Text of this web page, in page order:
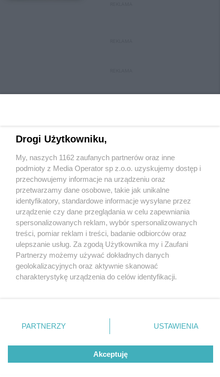
Wydawca mediówlokalnych
Nie zapomnij
zapoznać się z:
polityką prywatności regulamin korzystania z portali
Twojemiasto
Piekary Śląskie
Chorzów
Tarnowskie Góry
Gliwice
Skontakuj sięz nami
Kontakt
Wydawca
Redakcja
Drogi Użytkowniku,
My, naszych 1162 zaufanych partnerów oraz inne
podmioty z Media Operator sp z.o.o. uzyskujemy dostęp i
przechowujemy informacje na urządzeniu oraz
przetwarzamy dane osobowe, takie jak unikalne
identyfikatory, standardowe informacje wysyłane przez
urządzenie czy dane przeglądania w celu zapewniania
spersonalizowanych reklam, wybór spersonalizowanych
treści, pomiar reklam i treści, badanie odbiorców oraz
ulepszanie usług. Za zgodą Użytkownika my i Zaufani
Partnerzy możemy używać dokładnych danych
geolokalizacyjnych oraz aktywnie skanować
charakterystykę urządzenia do celów identyfikacji.
zmienić/wycofać klikając przycisk ustawień prywatności
znajdujący się w lewym dolnym rogu strony
rodzaje przetwarzania danych nie wymagają zgody
użytkownika, ale masz prawo sprzeciwić się takiemu
przetwarzaniu. Preferencje będą miały zastosowania tylko
PARTNERZY USTAWIENIA
Akceptuję